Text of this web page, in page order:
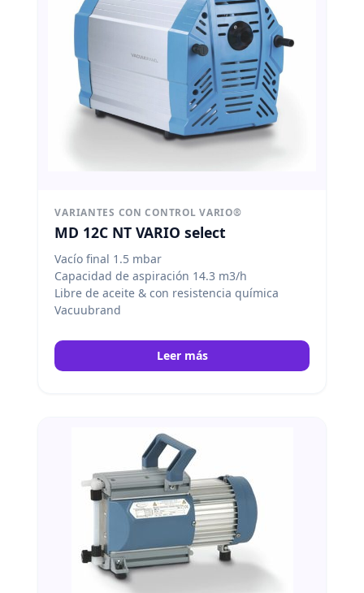
VARIANTES CON CONTROL VARIO®
MD 12C NT VARIO select
Vacío final 1.5 mbar
Capacidad de aspiración 14.3 m3/h
Libre de aceite & con resistencia química
Vacuubrand
Leer más